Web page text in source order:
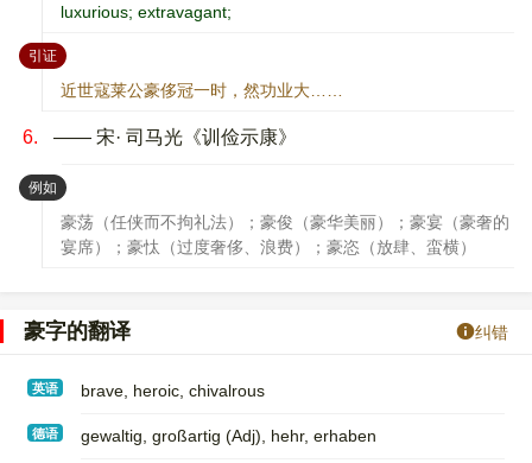
luxurious; extravagant;
引证：
近世寇莱公豪侈冠一时，然功业大……
6. —— 宋· 司马光《训俭示康》
例如 ：
豪荡（任侠而不拘礼法）；豪俊（豪华美丽）；豪宴（豪奢的
宴席）；豪忲（过度奢侈、浪费）；豪恣（放肆、蛮横）
豪字的翻译 纠错
英语 brave, heroic, chivalrous
德语 gewaltig, großartig (Adj)​, hehr, erhaben